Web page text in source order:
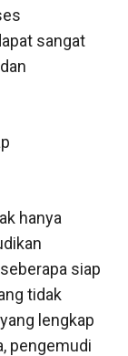
sangat
hanya
siap
tidak
lengkap
pengemudi